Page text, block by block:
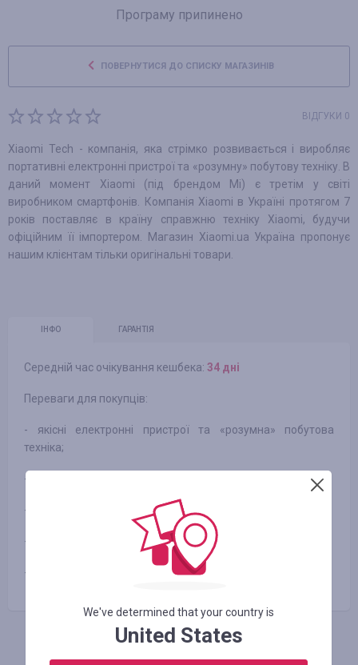
Програму припинено
ПОВЕРНУТИСЯ ДО СПИСКУ МАГАЗИНІВ
ВІДГУКИ 0
Xiaomi Tech - компанія, яка стрімко розвивається і виробляє
портативні електронні пристрої та «розумну» побутову техніку. В
даний момент Xiaomi (під брендом Mi) є третім у світі
виробником смартфонів. Компанія Xiaomi в Україні протягом 7
років поставляє в країну справжню техніку Xiaomi, будучи
офіційним її імпортером. Магазин Xiaomi.ua Україна пропонує
нашим клієнтам тільки оригінальні товари.
ІНФО ГАРАНТІЯ
Середній час очікування кешбека: 34 днi
Переваги для покупців:
- якісні електронні пристрої та «розумна» побутова
техніка;
- найширший вибір товарів Xiaomi;
- найнижчі ціни;
- вся продукція сертифікована;
- trade-in на телефони Xiaomi.
We've determined that your country is
United States